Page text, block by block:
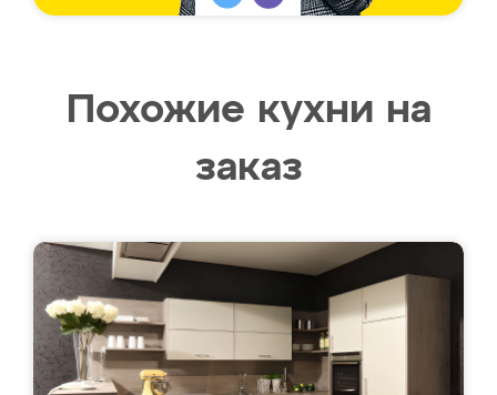
Похожие кухни на
заказ